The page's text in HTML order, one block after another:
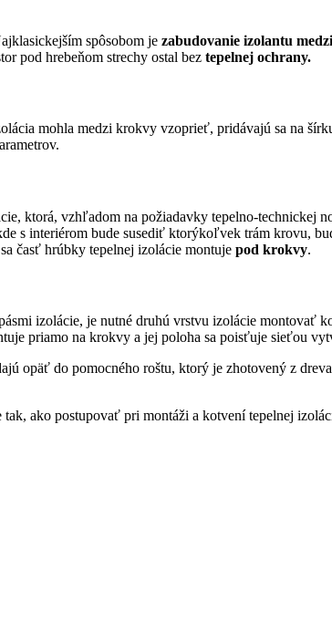
spôsobom je zabudovanie izolantu
pod hrebeňom strechy ostal bez tepelnej ochrany.
mohla medzi krokvy vzoprieť, pridávajú sa na
ktorá, vzhľadom na požiadavky tepelno-technickej
s interiérom bude susediť ktorýkoľvek trám krovu,
časť hrúbky tepelnej izolácie montuje pod krokvy.
izolácie, je nutné druhú vrstvu izolácie montovať
priamo na krokvy a jej poloha sa poisťuje sieťou
opäť do pomocného roštu, ktorý je zhotovený z
ako postupovať pri montáži a kotvení tepelnej